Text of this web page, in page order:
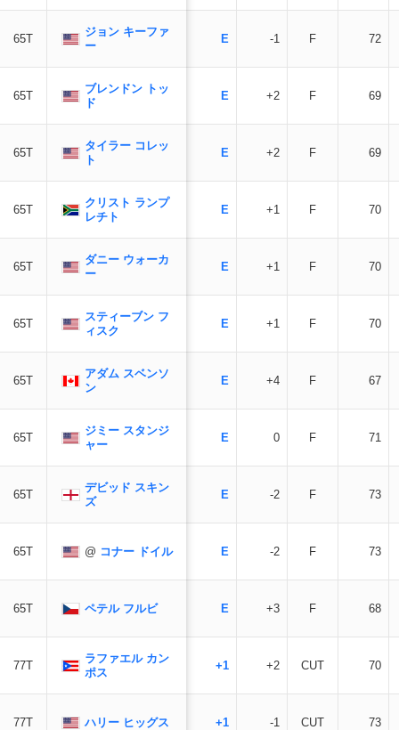
65T
ジョン キーファ
ー
65T
ブレンドン トッ
ド
65T
タイラー コレッ
ト
65T
クリスト ランプ
レチト
65T
ダニー ウォーカ
ー
65T
スティーブン フ
ィスク
65T
アダム スベンソ
ン
65T
ジミー スタンジ
ャー
65T
デビッド スキン
ズ
65T @ コナー ドイル
65T ペテル フルビ
77T
ラファエル カン
ポス
77T ハリー ヒッグス
E -1 F 72
E +2 F 69
E +2 F 69
E +1 F 70
E +1 F 70
E +1 F 70
E +4 F 67
E 0 F 71
E -2 F 73
E -2 F 73
E +3 F 68
+1 +2 CUT 70
+1 -1 CUT 73